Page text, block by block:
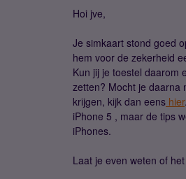
Hoi jve,
Je simkaart stond goed
hem voor de zekerheid
Kun jij je toestel daarom
zetten? Mocht je daarna
krijgen, kijk dan eens hier
iPhone 5 , maar de tips
iPhones.
Laat je even weten of